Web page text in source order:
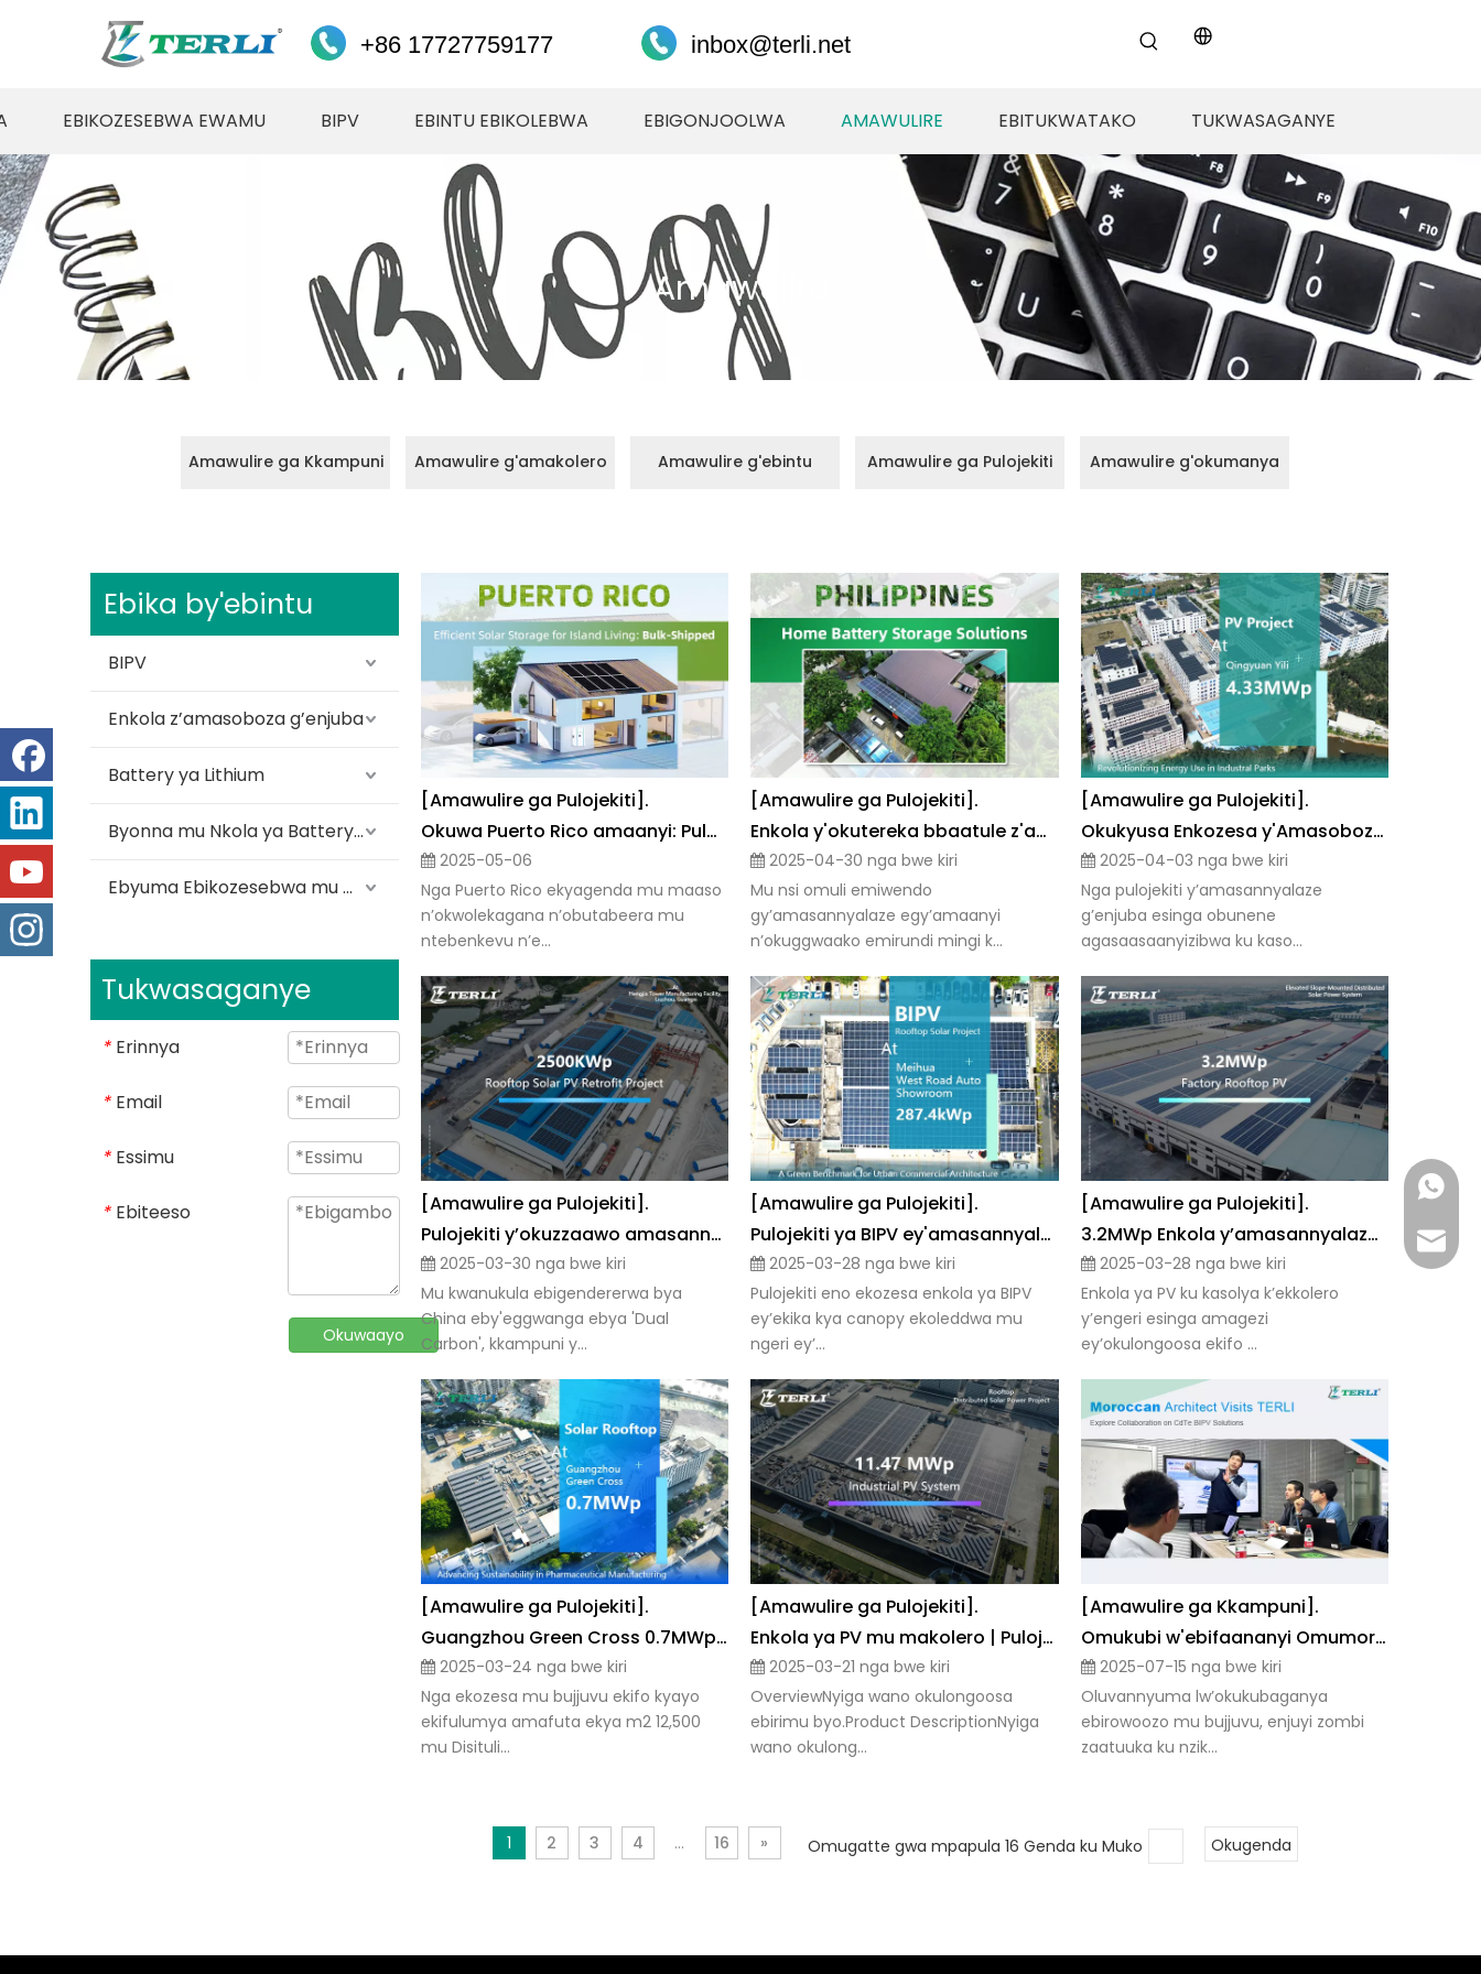
+86 17727759177 inbox@terli.net
EBIKOZESEBWA EWAMU BIPV EBINTU EBIKOLEBWA EBIGONJOOLWA AMAWULIRE EBITUKWATAKO TUKWASAGANYE
Amawulire
Amawulire ga Kkampuni Amawulire g'amakolero Amawulire g'ebintu Amawulire ga Pulojekiti Amawulire g'okumanya
Ebika by'ebintu
BIPV
Enkola z’amasoboza g’enjuba
Battery ya Lithium
Byonna mu Nkola ya Battery emu
Ebyuma Ebikozesebwa mu Mmotoka ey’Amasannyalaze
Tukwasaganye
* Erinnya
* Email
* Essimu
* Ebiteeso
Okuwaayo
[Amawulire ga Pulojekiti].
Okuwa Puerto Rico amaanyi: Pulojekiti ezeesigika ez’okutereka amaanyi g’awaka eri omugabi w’omu kitundu
2025-05-06
Nga Puerto Rico ekyagenda mu maaso
n’okwolekagana n’obutabeera mu
ntebenkevu n’e...
[Amawulire ga Pulojekiti].
Enkola y'okutereka bbaatule z'awaka mu Philippines
2025-04-30 nga bwe kiri
Mu nsi omuli emiwendo
gy’amasannyalaze egy’amaanyi
n’okuggwaako emirundi mingi k...
[Amawulire ga Pulojekiti].
Okukyusa Enkozesa y'Amasoboza mu Paaka z'Amakolero | Pulojekiti ya PV eya Qingyuan Yili 4.33MWp
2025-04-03 nga bwe kiri
Nga pulojekiti y’amasannyalaze
g’enjuba esinga obunene
agasaasaanyizibwa ku kaso...
[Amawulire ga Pulojekiti].
Pulojekiti y’okuzzaawo amasannyalaze g’enjuba ku kasolya ku kifo ekikola omunaala gwa Hengjia, Liuzhou, Guangxi
2025-03-30 nga bwe kiri
Mu kwanukula ebigendererwa bya
China eby'eggwanga ebya 'Dual
Carbon', kkampuni y...
[Amawulire ga Pulojekiti].
Pulojekiti ya BIPV ey'amasannyalaze g'enjuba ku kasolya mu mwoleso gw'emmotoka ku luguudo lwa Meihua West | Ekipimo kya Green Benchmark ku by’okuzimba eby’obusuubuzi mu bibuga
2025-03-28 nga bwe kiri
Pulojekiti eno ekozesa enkola ya BIPV
ey’ekika kya canopy ekoleddwa mu
ngeri ey’...
[Amawulire ga Pulojekiti].
3.2MWp Enkola y’amasannyalaze g’enjuba agasaasaanyizibwa nga esimbye ku lusozi oluwanvu | Factory Akasolya ka PV
2025-03-28 nga bwe kiri
Enkola ya PV ku kasolya k’ekkolero
y’engeri esinga amagezi
ey’okulongoosa ekifo ...
[Amawulire ga Pulojekiti].
Guangzhou Green Cross 0.7MWp Enjuba Akasolya | Okutumbula obuwangaazi mu kukola eddagala
2025-03-24 nga bwe kiri
Nga ekozesa mu bujjuvu ekifo kyayo
ekifulumya amafuta ekya m2 12,500
mu Disituli...
[Amawulire ga Pulojekiti].
Enkola ya PV mu makolero | Pulojekiti y’amasannyalaze g’enjuba agasaasaanyizibwa ku kasolya ka 11.47MWp
2025-03-21 nga bwe kiri
OverviewNyiga wano okulongoosa
ebirimu byo.Product DescriptionNyiga
wano okulong...
[Amawulire ga Kkampuni].
Omukubi w'ebifaananyi Omumorocco Akyalidde TERLI Okunoonyereza ku nkolagana ku CdTe BIPV Solutions
2025-07-15 nga bwe kiri
Oluvannyuma lw’okukubaganya
ebirowoozo mu bujjuvu, enjuyi zombi
zaatuuka ku nzik...
1 2 3 4 ... 16 » Omugatte gwa mpapula 16 Genda ku Muko Okugenda
Email